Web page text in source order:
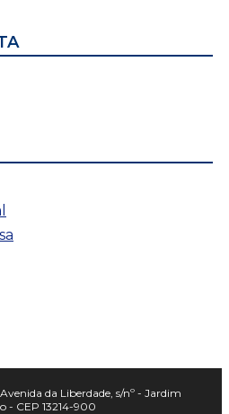
Avenida da Liberdade, s/nº - Jardim
- CEP 13214-900